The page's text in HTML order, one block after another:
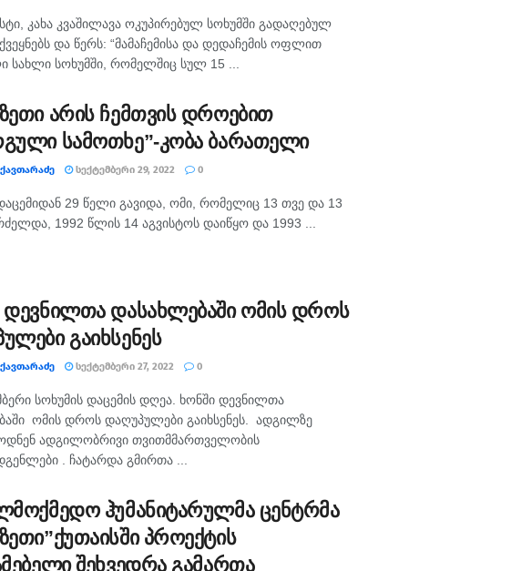
კახა კვაშილავა ოკუპირებულ სოხუმში გადაღებულ
და წერს: “მამაჩემისა და დედაჩემის ოფლით
სახლი სოხუმში, რომელშიც სულ 15 ...
არის ჩემთვის დროებით
სამოთხე”-კობა ბარათელი
ᲡᲔᲥᲢᲔᲛᲑᲔᲠᲘ 29, 2022 0
29 წელი გავიდა, ომი, რომელიც 13 თვე და 13
1992 წლის 14 აგვისტოს დაიწყო და 1993 ...
დევნილთა დასახლებაში ომის დროს
გაიხსენეს
ᲡᲔᲥᲢᲔᲛᲑᲔᲠᲘ 27, 2022 0
სოხუმის დაცემის დღეა. ხონში დევნილთა
ომის დროს დაღუპულები გაიხსენეს. ადგილზე
ადგილობრივი თვითმმართველობის
. ჩატარდა გმირთა ...
ჰუმანიტარულმა ცენტრმა
პროექტის
შეხვედრა გამართა